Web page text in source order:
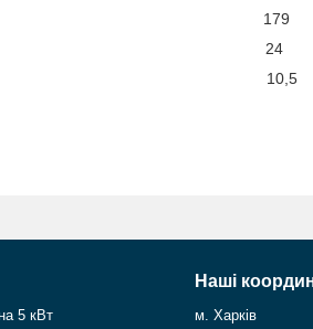
мм: 179
міс: 24
кг: 10,5
5 кВт
Наші
м. Харків